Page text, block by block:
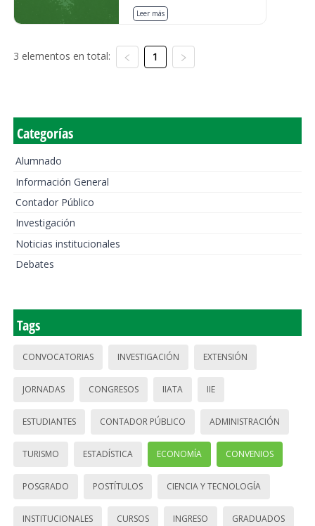
Leer más
3 elementos en total: 1
Categorías
Alumnado
Información General
Contador Público
Investigación
Noticias institucionales
Debates
Tags
CONVOCATORIAS INVESTIGACIÓN EXTENSIÓN
JORNADAS CONGRESOS IIATA IIE
ESTUDIANTES CONTADOR PÚBLICO ADMINISTRACIÓN
TURISMO ESTADÍSTICA ECONOMÍA CONVENIOS
POSGRADO POSTÍTULOS CIENCIA Y TECNOLOGÍA
INSTITUCIONALES CURSOS INGRESO GRADUADOS